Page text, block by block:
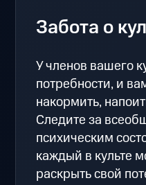
Забота о
У членов вашего
потребности, и
накормить,
Следите за
психическим
каждый в культе
раскрыть свой